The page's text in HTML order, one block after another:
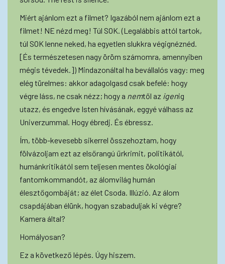
Miért ajánlom ezt a filmet? Igazából nem ajánlom ezt a
filmet! NE nézd meg! Túl SOK. (Legalábbis attól tartok,
túl SOK lenne neked, ha egyetlen slukkra végignéznéd.
[És természetesen nagy öröm számomra, amennyiben
mégis tévedek.]) Mindazonáltal ha bevállalós vagy: meg
elég türelmes: akkor adagolgasd csak befelé: hogy
végre láss, ne csak nézz; hogy a nemtől az igenig
utazz, és engedve Isten hívásának, eggyé válhass az
Univerzummal. Hogy ébredj. És ébressz.
Ím, több-kevesebb sikerrel összehoztam, hogy
fölvázoljam ezt az elsőrangú űrkrimit, politikától,
humánkritikától sem teljesen mentes ökológiai
fantomkommandót, az álomvilág humán
élesztőgombáját; az élet Csoda. Illúzió. Az álom
csapdájában élünk, hogyan szabaduljak ki végre?
Kamera által?
Homályosan?
Ez a következő lépés. Úgy hiszem.